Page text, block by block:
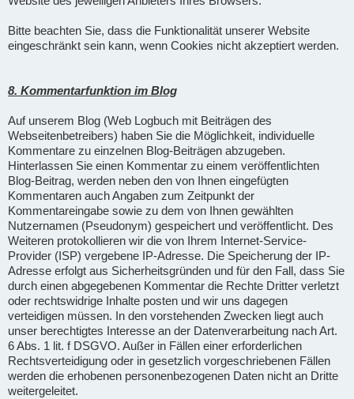
Bitte beachten Sie, dass die Funktionalität unserer Website
eingeschränkt sein kann, wenn Cookies nicht akzeptiert werden.
8. Kommentarfunktion im Blog
Auf unserem Blog (Web Logbuch mit Beiträgen des
Webseitenbetreibers) haben Sie die Möglichkeit, individuelle
Kommentare zu einzelnen Blog-Beiträgen abzugeben.
Hinterlassen Sie einen Kommentar zu einem veröffentlichten
Blog-Beitrag, werden neben den von Ihnen eingefügten
Kommentaren auch Angaben zum Zeitpunkt der
Kommentareingabe sowie zu dem von Ihnen gewählten
Nutzernamen (Pseudonym) gespeichert und veröffentlicht. Des
Weiteren protokollieren wir die von Ihrem Internet-Service-
Provider (ISP) vergebene IP-Adresse. Die Speicherung der IP-
Adresse erfolgt aus Sicherheitsgründen und für den Fall, dass Sie
durch einen abgegebenen Kommentar die Rechte Dritter verletzt
oder rechtswidrige Inhalte posten und wir uns dagegen
verteidigen müssen. In den vorstehenden Zwecken liegt auch
unser berechtigtes Interesse an der Datenverarbeitung nach Art.
6 Abs. 1 lit. f DSGVO. Außer in Fällen einer erforderlichen
Rechtsverteidigung oder in gesetzlich vorgeschriebenen Fällen
werden die erhobenen personenbezogenen Daten nicht an Dritte
weitergeleitet.